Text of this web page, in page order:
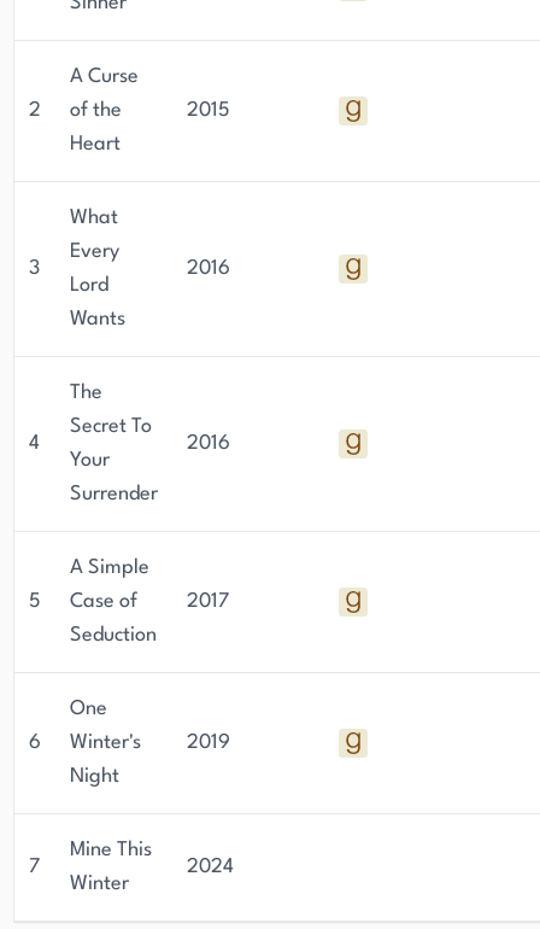
2
A Curse
of the
Heart
2015
3
What
Every
Lord
Wants
2016
4
The
Secret To
Your
Surrender
2016
5
A Simple
Case of
Seduction
2017
6
One
Winter's
Night
2019
7
Mine This
Winter
2024